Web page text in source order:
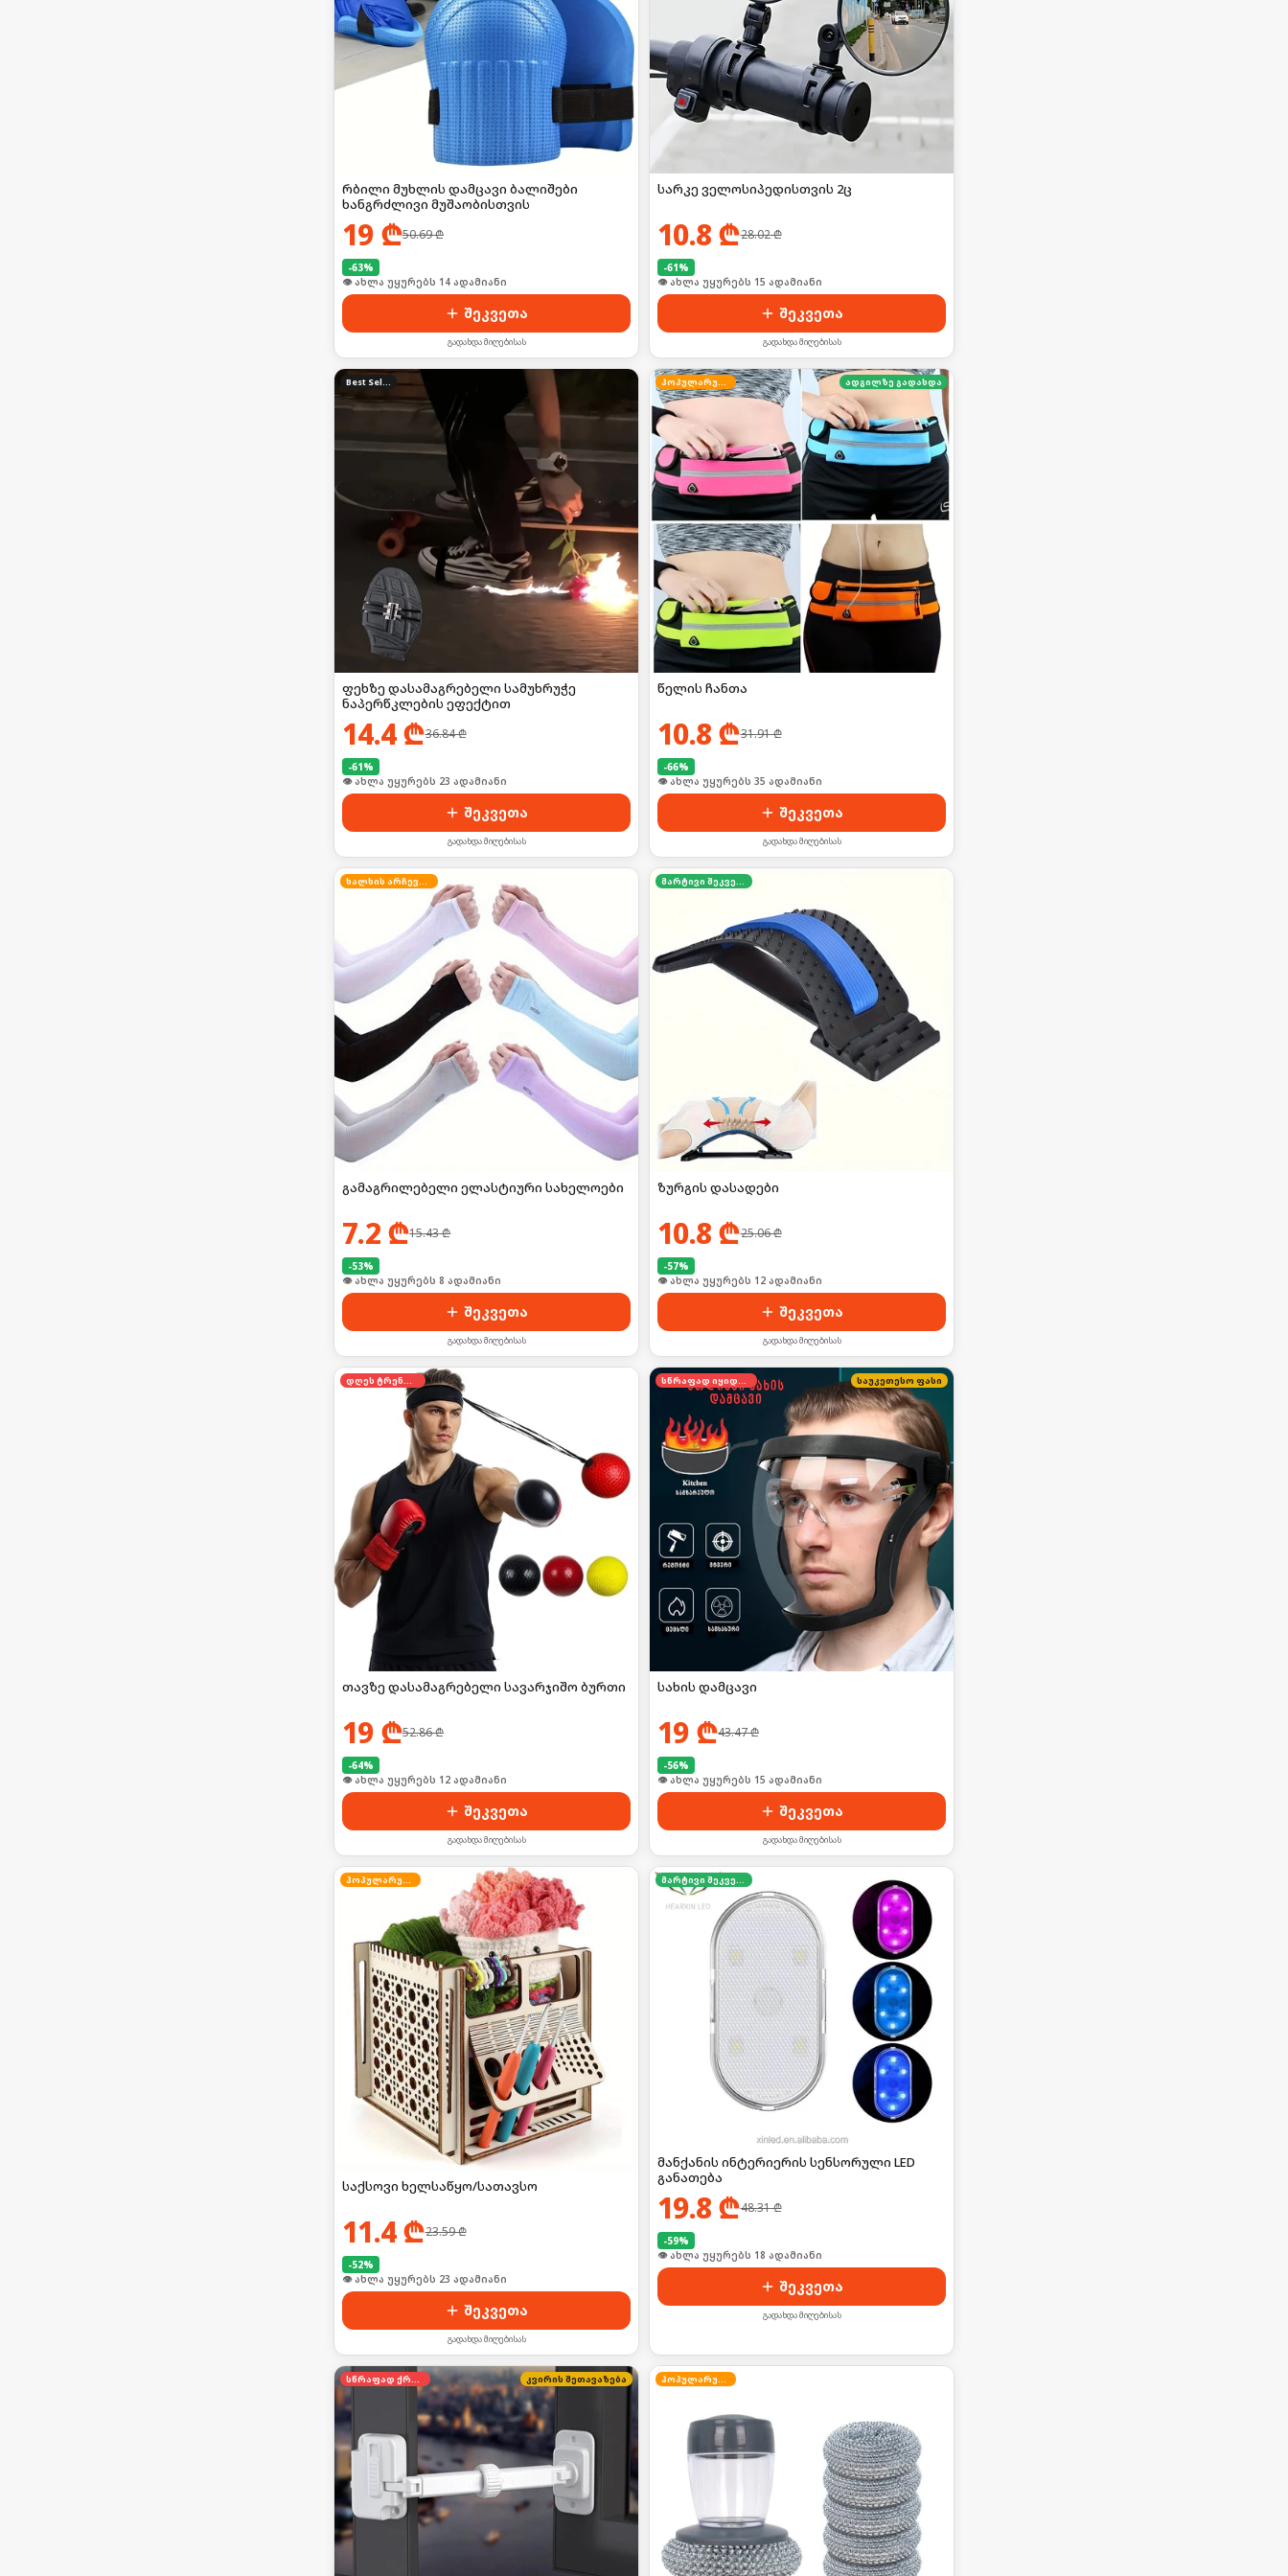
რბილი მუხლის დამცავი ბალიშები
ხანგრძლივი მუშაობისთვის
19₾50.69₾
-63%
🛒 ბოლო 24სთ-ში იყიდა 18-მა
შეკვეთა
გადახდა მიღებისას
სარკე ველოსიპედისთვის 2ც
10.8₾28.02₾
-61%
👁 ახლა უყურებს 15 ადამიანი
შეკვეთა
გადახდა მიღებისას
Best Seller
ფეხზე დასამაგრებელი სამუხრუჭე
ნაპერწკლების ეფექტით
14.4₾36.84₾
-61%
👁 ახლა უყურებს 23 ადამიანი
შეკვეთა
გადახდა მიღებისას
პოპულარული ადგილზე გადახდა
წელის ჩანთა
10.8₾31.91₾
-66%
👁 ახლა უყურებს 35 ადამიანი
შეკვეთა
გადახდა მიღებისას
ხალხის არჩევანი
გამაგრილებელი ელასტიური სახელოები
7.2₾15.43₾
-53%
👁 ახლა უყურებს 8 ადამიანი
შეკვეთა
გადახდა მიღებისას
მარტივი შეკვეთა
ზურგის დასადები
10.8₾25.06₾
-57%
👁 ახლა უყურებს 12 ადამიანი
შეკვეთა
გადახდა მიღებისას
დღეს ტრენდში
თავზე დასამაგრებელი სავარჯიშო ბურთი
19₾52.86₾
-64%
👁 ახლა უყურებს 12 ადამიანი
შეკვეთა
გადახდა მიღებისას
სწრაფად იყიდება საუკეთესო ფასი
სახის დამცავი
19₾43.47₾
-56%
👁 ახლა უყურებს 15 ადამიანი
შეკვეთა
გადახდა მიღებისას
პოპულარული
საქსოვი ხელსაწყო/სათავსო
11.4₾23.59₾
-52%
👁 ახლა უყურებს 23 ადამიანი
შეკვეთა
გადახდა მიღებისას
მარტივი შეკვეთა
მანქანის ინტერიერის სენსორული LED
განათება
19.8₾48.31₾
-59%
🛒 ბოლო 24სთ-ში იყიდა 24-მა
შეკვეთა
გადახდა მიღებისას
სწრაფად ქრება კვირის შეთავაზება პოპულარული